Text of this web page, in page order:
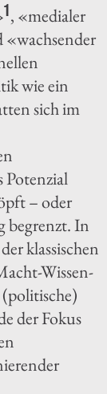
1, «medialer
«wachsender
wie ein
sich im
Potenzial
– oder
begrenzt. In
klassischen
Wissen-
der Fokus